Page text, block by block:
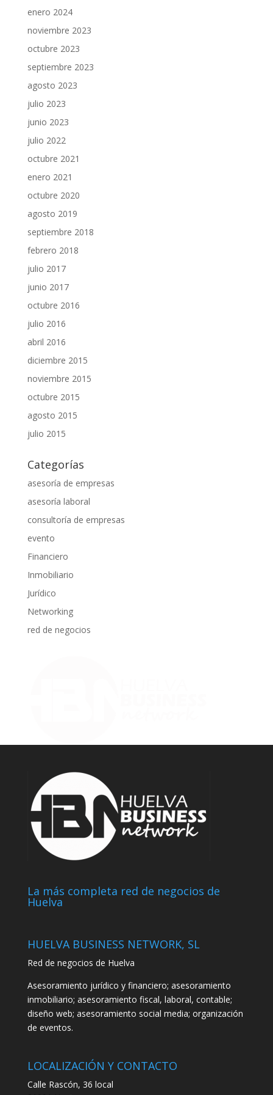
enero 2024
noviembre 2023
octubre 2023
septiembre 2023
agosto 2023
julio 2023
junio 2023
julio 2022
octubre 2021
enero 2021
octubre 2020
agosto 2019
septiembre 2018
febrero 2018
julio 2017
junio 2017
octubre 2016
julio 2016
abril 2016
diciembre 2015
noviembre 2015
octubre 2015
agosto 2015
julio 2015
Categorías
asesoría de empresas
asesoría laboral
consultoría de empresas
evento
Financiero
Inmobiliario
Jurídico
Networking
red de negocios
La más completa red de negocios de
Huelva
HUELVA BUSINESS NETWORK, SL
Red de negocios de Huelva
Asesoramiento jurídico y financiero; asesoramiento
inmobiliario; asesoramiento fiscal, laboral, contable;
diseño web; asesoramiento social media; organización
de eventos.
LOCALIZACIÓN Y CONTACTO
Calle Rascón, 36 local